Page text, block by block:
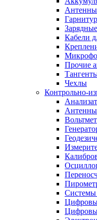
Антенны
Кабели
Прочие
Чехлы
Контрольно-
Антенны
Системы